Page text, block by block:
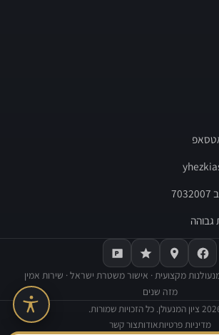
גבוהה
מקצועית · אישור משטרת ישראל · שירות אמין
מזה שנים
ציון המנעולן. כל הזכויות שמורות.
מדיניות פרטיותאודותצור קשר